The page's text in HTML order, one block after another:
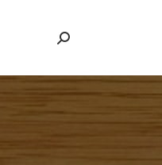
Search: